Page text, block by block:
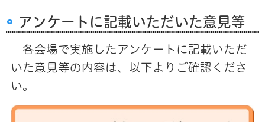
アンケートに記載いただいた意見等
各会場で実施したアンケートに記載いただ
いた意見等の内容は、以下よりご確認くださ
い。